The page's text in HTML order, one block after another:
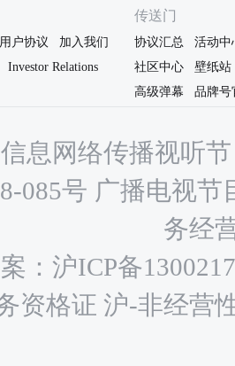
用户协议
加入我们
Investor Relations
传送门
协议汇总
活动中
社区中心
壁纸站
高级弹幕
品牌号
信息网络传播视听
085号 广播电视节
务经
：沪ICP备
资格证 沪-非经营